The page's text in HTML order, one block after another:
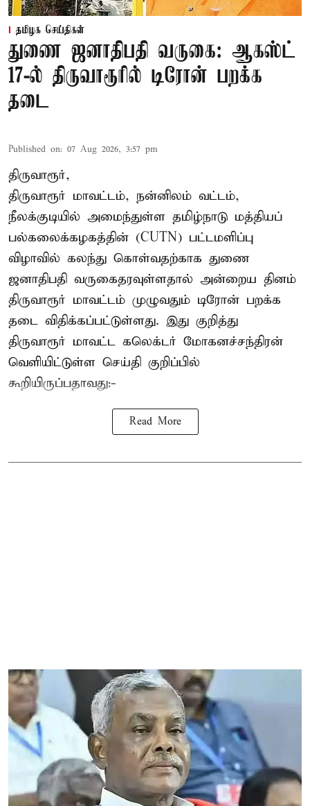
தமிழக செய்திகள்
துணை ஜனாதிபதி வருகை: ஆகஸ்ட்
17-ல் திருவாரூரில் டிரோன் பறக்க
தடை
Published on: 07 Aug 2026, 3:57 pm
திருவாரூர்,
திருவாரூர் மாவட்டம், நன்னிலம் வட்டம்,
நீலக்குடியில் அமைந்துள்ள தமிழ்நாடு மத்தியப்
பல்கலைக்கழகத்தின் (CUTN) பட்டமளிப்பு
விழாவில் கலந்து கொள்வதற்காக துணை
ஜனாதிபதி வருகைதரவுள்ளதால் அன்றைய தினம்
திருவாரூர் மாவட்டம் முழுவதும் டிரோன் பறக்க
தடை விதிக்கப்பட்டுள்ளது. இது குறித்து
திருவாரூர் மாவட்ட கலெக்டர் மோகனச்சந்திரன்
வெளியிட்டுள்ள செய்தி குறிப்பில்
கூறியிருப்பதாவது:-
Read More